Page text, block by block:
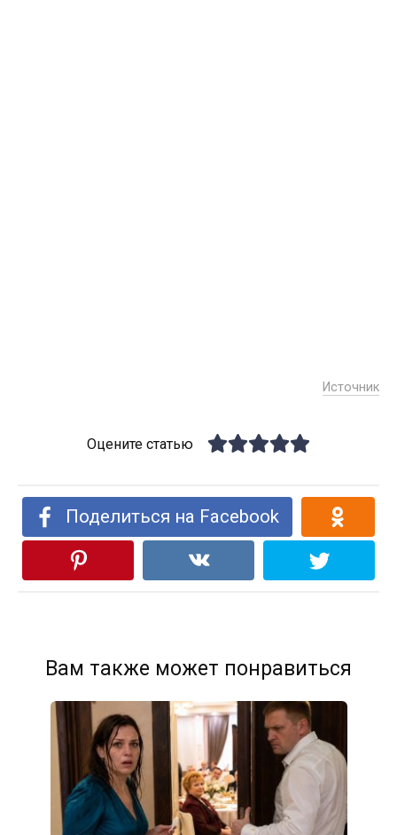
Источник
Оцените статью
Поделиться на Facebook
Вам также может понравиться